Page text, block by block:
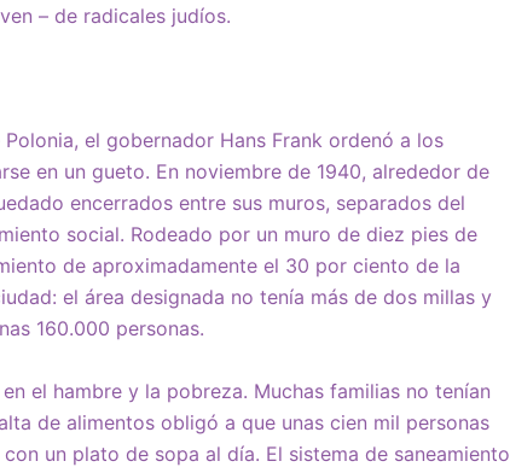
– de radicales judíos.
el gobernador Hans Frank ordenó a los
en un gueto. En noviembre de 1940, alrededor de
encerrados entre sus muros, separados del
social. Rodeado por un muro de diez pies de
de aproximadamente el 30 por ciento de la
el área designada no tenía más de dos millas y
160.000 personas.
el hambre y la pobreza. Muchas familias no tenían
de alimentos obligó a que unas cien mil personas
un plato de sopa al día. El sistema de saneamiento